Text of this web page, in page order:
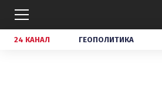
24 КАНАЛ ГЕОПОЛИТИКА